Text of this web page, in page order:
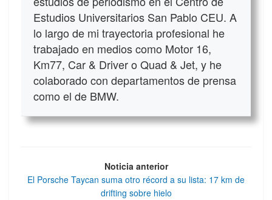
Estudios Universitarios San Pablo CEU. A
lo largo de mi trayectoria profesional he
trabajado en medios como Motor 16,
Km77, Car & Driver o Quad & Jet, y he
colaborado con departamentos de prensa
como el de BMW.
Noticia anterior
El Porsche Taycan suma otro récord a su lista: 17 km de
drifting sobre hielo